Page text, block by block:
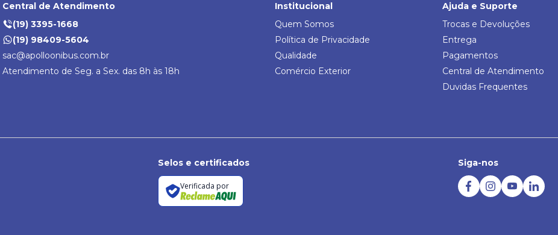
Central de Atendimento
(19) 3395-1668
(19) 98409-5604
sac@apolloonibus.com.br
Atendimento de Seg. a Sex. das 8h às 18h
Institucional
Quem Somos
Política de Privacidade
Qualidade
Comércio Exterior
Ajuda e Suporte
Trocas e Devoluções
Entrega
Pagamentos
Central de Atendimento
Duvidas Frequentes
Selos e certificados
Verificada por
Siga-nos